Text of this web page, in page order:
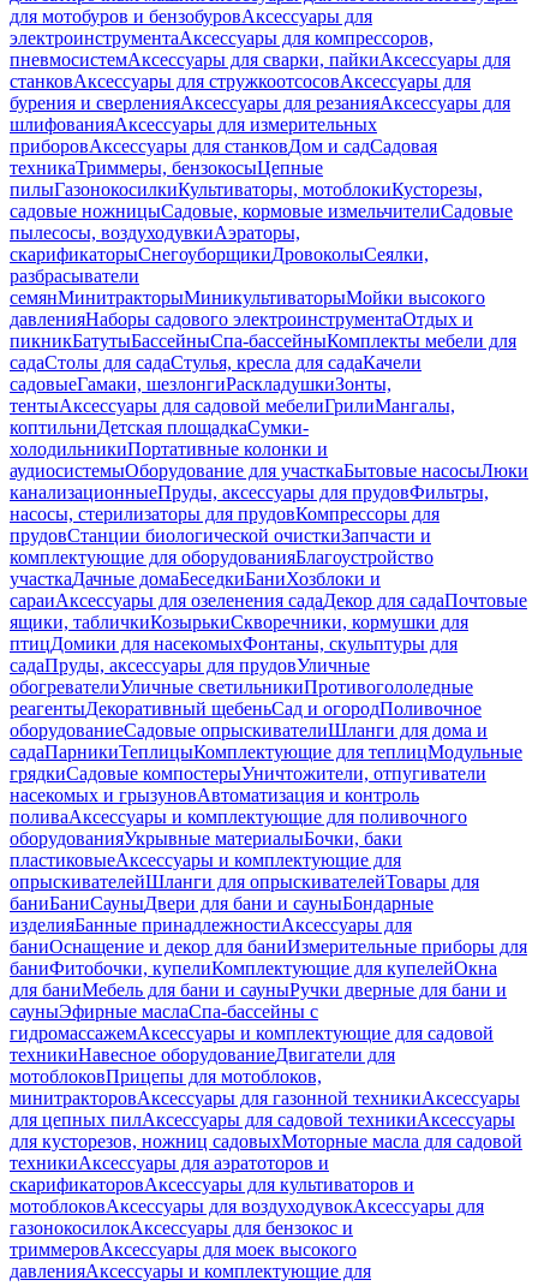
для мотобуров и бензобуровАксессуары для
электроинструментаАксессуары для компрессоров,
пневмосистемАксессуары для сварки, пайкиАксессуары для
станковАксессуары для стружкоотсосовАксессуары для
бурения и сверленияАксессуары для резанияАксессуары для
шлифованияАксессуары для измерительных
приборовАксессуары для станковДом и садСадовая
техникаТриммеры, бензокосыЦепные
пилыГазонокосилкиКультиваторы, мотоблокиКусторезы,
садовые ножницыСадовые, кормовые измельчителиСадовые
пылесосы, воздуходувкиАэраторы,
скарификаторыСнегоуборщикиДровоколыСеялки,
разбрасыватели
семянМинитракторыМиникультиваторыМойки высокого
давленияНаборы садового электроинструментаОтдых и
пикникБатутыБассейныСпа-бассейныКомплекты мебели для
садаСтолы для садаСтулья, кресла для садаКачели
садовыеГамаки, шезлонгиРаскладушкиЗонты,
тентыАксессуары для садовой мебелиГрилиМангалы,
коптильниДетская площадкаСумки-
холодильникиПортативные колонки и
аудиосистемыОборудование для участкаБытовые насосыЛюки
канализационныеПруды, аксессуары для прудовФильтры,
насосы, стерилизаторы для прудовКомпрессоры для
прудовСтанции биологической очисткиЗапчасти и
комплектующие для оборудованияБлагоустройство
участкаДачные домаБеседкиБаниХозблоки и
сараиАксессуары для озеленения садаДекор для садаПочтовые
ящики, табличкиКозырькиСкворечники, кормушки для
птицДомики для насекомыхФонтаны, скульптуры для
садаПруды, аксессуары для прудовУличные
обогревателиУличные светильникиПротивогололедные
реагентыДекоративный щебеньСад и огородПоливочное
оборудованиеСадовые опрыскивателиШланги для дома и
садаПарникиТеплицыКомплектующие для теплицМодульные
грядкиСадовые компостерыУничтожители, отпугиватели
насекомых и грызуновАвтоматизация и контроль
поливаАксессуары и комплектующие для поливочного
оборудованияУкрывные материалыБочки, баки
пластиковыеАксессуары и комплектующие для
опрыскивателейШланги для опрыскивателейТовары для
баниБаниСауныДвери для бани и сауныБондарные
изделияБанные принадлежностиАксессуары для
баниОснащение и декор для баниИзмерительные приборы для
баниФитобочки, купелиКомплектующие для купелейОкна
для баниМебель для бани и сауныРучки дверные для бани и
сауныЭфирные маслаСпа-бассейны с
гидромассажемАксессуары и комплектующие для садовой
техникиНавесное оборудованиеДвигатели для
мотоблоковПрицепы для мотоблоков,
минитракторовАксессуары для газонной техникиАксессуары
для цепных пилАксессуары для садовой техникиАксессуары
для кусторезов, ножниц садовыхМоторные масла для садовой
техникиАксессуары для аэратоторов и
скарификаторовАксессуары для культиваторов и
мотоблоковАксессуары для воздуходувокАксессуары для
газонокосилокАксессуары для бензокос и
триммеровАксессуары для моек высокого
давленияАксессуары и комплектующие для